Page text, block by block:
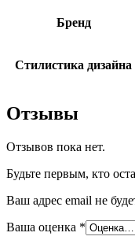
Бренд
Стилистика дизайна
Отзывы
Отзывов пока нет.
Будьте первым, кто
Ваш адрес email не
Ваша оценка *